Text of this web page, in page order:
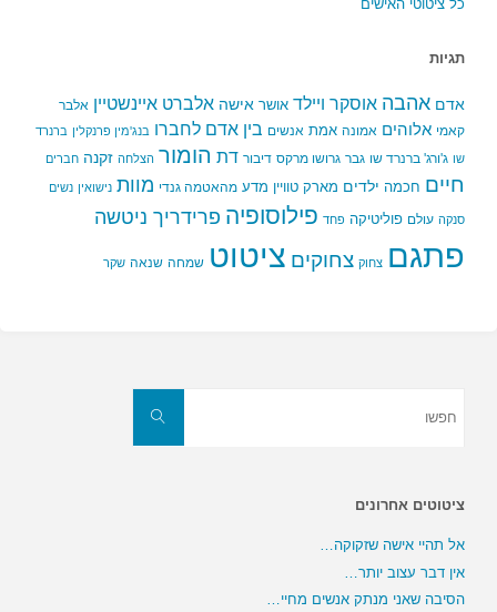
כל ציטוטי האישים
תגיות
אדם אהבה אוסקר ויילד אושר אישה אלברט איינשטיין אלבר
קאמי אלוהים אמונה אמת אנשים בין אדם לחברו בנג'מין פרנקלין ברנרד
שו ג'ורג' ברנרד שו גבר גרושו מרקס דיבור דת הומור הצלחה זקנה חברים
חיים חכמה ילדים מארק טוויין מדע מהאטמה גנדי מוות נישואין נשים
סנקה עולם פוליטיקה פחד פילוסופיה פרידריך ניטשה
פתגם צחוק צחוקים ציטוט שמחה שנאה שקר
חפשו
ציטוטים אחרונים
אל תהיי אישה שזקוקה…
אין דבר עצוב יותר…
הסיבה שאני מנתק אנשים מחיי…